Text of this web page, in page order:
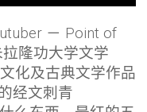
－ Point of
隆功大学文学
化及古典文学作品
经文刺青